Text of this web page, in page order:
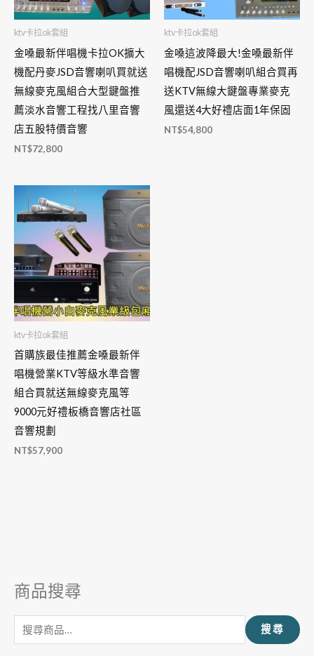
ktv卡拉ok套組
金嗓最新伴唱機卡拉OK擴大
機配丹麥JSD音響喇叭買就送
無線麥克風組合大型鍵盤推
薦淡水音響工程找八里音響
店五股特價音響
NT$72,800
ktv卡拉ok套組
金嗓這波降最大!金嗓最新伴
唱機配JSD音響喇叭組合買再
送KTV無線大鍵盤專業麥克
風還送4大好禮店面1年保固
NT$54,800
ktv卡拉ok套組
首購族最佳推薦金嗓最新伴
唱機營業KTV等級水準音響
組合買就送無線麥克風等
9000元好禮板橋音響店社區
音響規劃
NT$57,900
商品搜尋
搜
關
搜尋